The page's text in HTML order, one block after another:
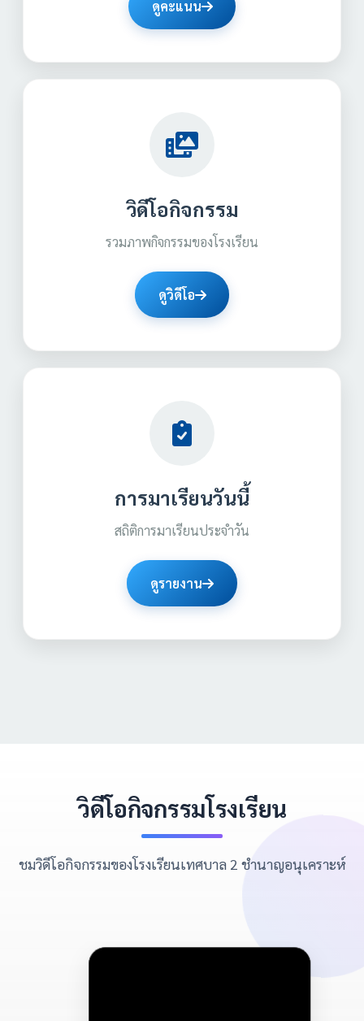
ดูคะแนน
วิดีโอกิจกรรม
รวมภาพกิจกรรมของโรงเรียน
ดูวิดีโอ
การมาเรียนวันนี้
สถิติการมาเรียนประจำวัน
ดูรายงาน
วิดีโอกิจกรรมโรงเรียน
ชมวิดีโอกิจกรรมของโรงเรียนเทศบาล 2 ชำนาญอนุเคราะห์